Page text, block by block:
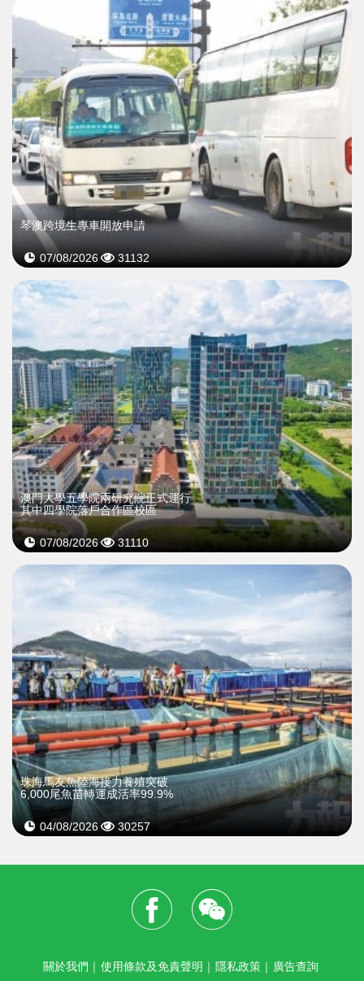
琴澳跨境生專車開放申請
07/08/2026 31132
澳門大學五學院兩研究院正式運行
其中四學院落戶合作區校區
07/08/2026 31110
珠海馬友魚陸海接力養殖突破
6,000尾魚苗轉運成活率99.9%
04/08/2026 30257
關於我們 ｜ 使用條款及免責聲明 ｜ 隱私政策 ｜ 廣告查詢